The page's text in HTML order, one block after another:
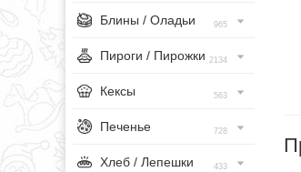
Блины / Оладьи 965
Пироги / Пирожки 2134
Кексы 563
Печенье 728
Хлеб / Лепешки 433